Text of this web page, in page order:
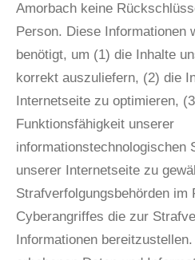
Amorbach keine
Person. Diese Informationen
benötigt, um (1) die Inhalte
korrekt auszuliefern, (2) die
Internetseite zu optimieren,
Funktionsfähigkeit unserer
informationstechnologischen
unserer Internetseite zu
Strafverfolgungsbehörden im
Cyberangriffes die zur
Informationen